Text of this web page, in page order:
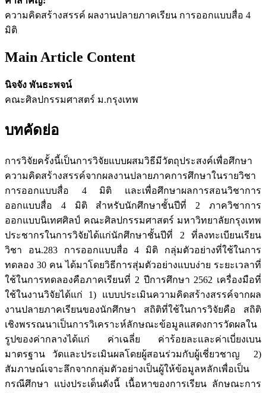
ความคิดสร้างสรรค์ ผลงานปลายภาคเรียน การออกแบบสื่อ 4
มิติ
Main Article Content
นิจจัง พันธะพจน์
คณะศิลปกรรมศาสตร์ ม.กรุงเทพ
บทคัดย่อ
การวิจัยครั้งนี้เป็นการวิจัยแบบผสมวิธีมีวัตถุประสงค์เพื่อศึกษา
ความคิดสร้างสรรค์จากผลงานปลายภาคการศึกษาในรายวิชา
การออกแบบสื่อ 4 มิติ และเพื่อศึกษาผลการสอนวิชาการ
ออกแบบสื่อ 4 มิติ สำหรับนักศึกษาชั้นปีที่ 2 ภาควิชาการ
ออกแบบนิเทศศิลป์ คณะศิลปกรรมศาสตร์ มหาวิทยาลัยกรุงเทพ
ประชากรในการวิจัยได้แก่นักศึกษาชั้นปีที่ 2 ที่ลงทะเบียนเรียน
วิชา อน.283 การออกแบบสื่อ 4 มิติ กลุ่มตัวอย่างที่ใช้ในการ
ทดลอง 30 คน ได้มาโดยวิธีการสุ่มตัวอย่างแบบง่าย ระยะเวลาที่
ใช้ในการทดลองคือภาคเรียนที่ 2 ปีการศึกษา 2562 เครื่องมือที่
ใช้ในงานวิจัยได้แก่ 1) แบบประเมินความคิดสร้างสรรค์จากผล
งานปลายภาคเรียนของนักศึกษา สถิติที่ใช้ในการวิจัยคือ สถิติ
เชิงพรรณนาเป็นการวิเคราะห์ลักษณะข้อมูลแสดงการวัดผลใน
รูปของค่ากลางได้แก่ ค่าเฉลี่ย ค่าร้อยละและค่าเบี่ยงเบน
มาตรฐาน วัดและประเมินผลโดยผู้สอนร่วมกับผู้เชี่ยวชาญ 2)
สัมภาษณ์เจาะลึกจากกลุ่มตัวอย่างเป็นผู้ให้ข้อมูลหลักเพื่อเป็น
กรณีศึกษา แบ่งประเด็นดังนี้ เนื้อหาของการเรียน ลักษณะการ